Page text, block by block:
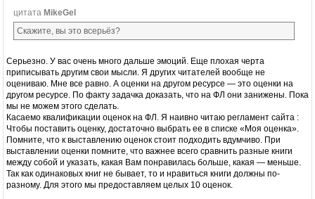
цитата MikeGel
Скажите, вы это всерьёз?
Серьезно. У вас очень много дальше эмоций. Еще плохая черта
приписывать другим свои мысли. Я других читателей вообще не
оцениваю. Мне все равно. А оценки на другом ресурсе — это оценки на
другом ресурсе. По факту задачка доказать, что на ФЛ они занижены. Пока
мы не можем этого сделать.
Касаемо квалификации оценок на ФЛ. Я наивно читаю регламент сайта :
Чтобы поставить оценку, достаточно выбрать ее в списке «Моя оценка».
Помните, что к выставлению оценок стоит подходить вдумчиво. При
выставлении оценки помните, что важнее всего сравнить разные книги
между собой и указать, какая Вам понравилась больше, какая — меньше.
Так как одинаковых книг не бывает, то и нравиться книги должны по-
разному. Для этого мы предоставляем целых 10 оценок.